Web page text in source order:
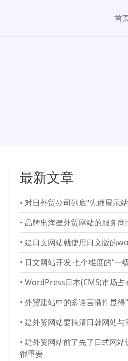
首
最新文章
• 对日外贸公司到底“先做展示
• 品牌出海建外贸网站的服务商
• 建日文网站就使用日文版的
• 日文网站开发 七个维度的“一
• WordPress日本(CMS)市场占
• 外贸建站中的多语言插件显得
• 建外贸网站要搞清日韩网站
• 建外贸网站前了先了日式网站
很重要